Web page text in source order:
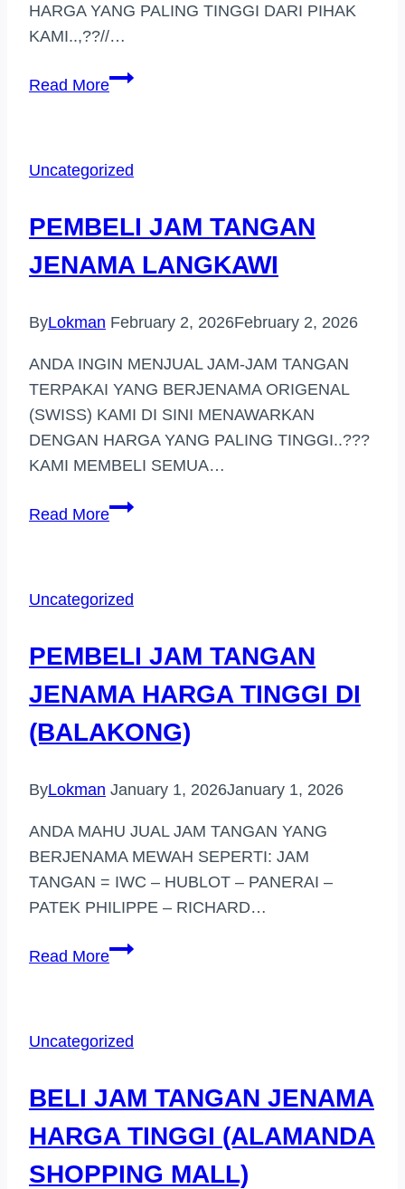
HARGA YANG PALING TINGGI DARI PIHAK
KAMI..,??//…
Read MorePEMBELI
TINGGI
RAMAL)
Uncategorized
PEMBELI JAM TANGAN
JENAMA LANGKAWI
ByLokman February 2, 2026February 2, 2026
ANDA INGIN MENJUAL JAM-JAM TANGAN
TERPAKAI YANG BERJENAMA ORIGENAL
(SWISS) KAMI DI SINI MENAWARKAN
DENGAN HARGA YANG PALING TINGGI..???
KAMI MEMBELI SEMUA…
Read MorePEMBELI
LANGKAWI
Uncategorized
PEMBELI JAM TANGAN
JENAMA HARGA TINGGI DI
(BALAKONG)
ByLokman January 1, 2026January 1, 2026
ANDA MAHU JUAL JAM TANGAN YANG
BERJENAMA MEWAH SEPERTI: JAM
TANGAN = IWC – HUBLOT – PANERAI –
PATEK PHILIPPE – RICHARD…
Read MorePEMBELI
HARGA
DI
(BALAKONG)
Uncategorized
BELI JAM TANGAN JENAMA
HARGA TINGGI (ALAMANDA
SHOPPING MALL)